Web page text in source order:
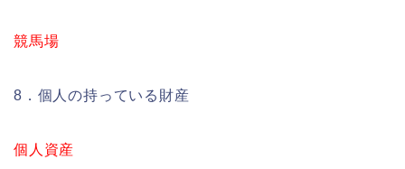
競馬場
8．個人の持っている財産
個人資産